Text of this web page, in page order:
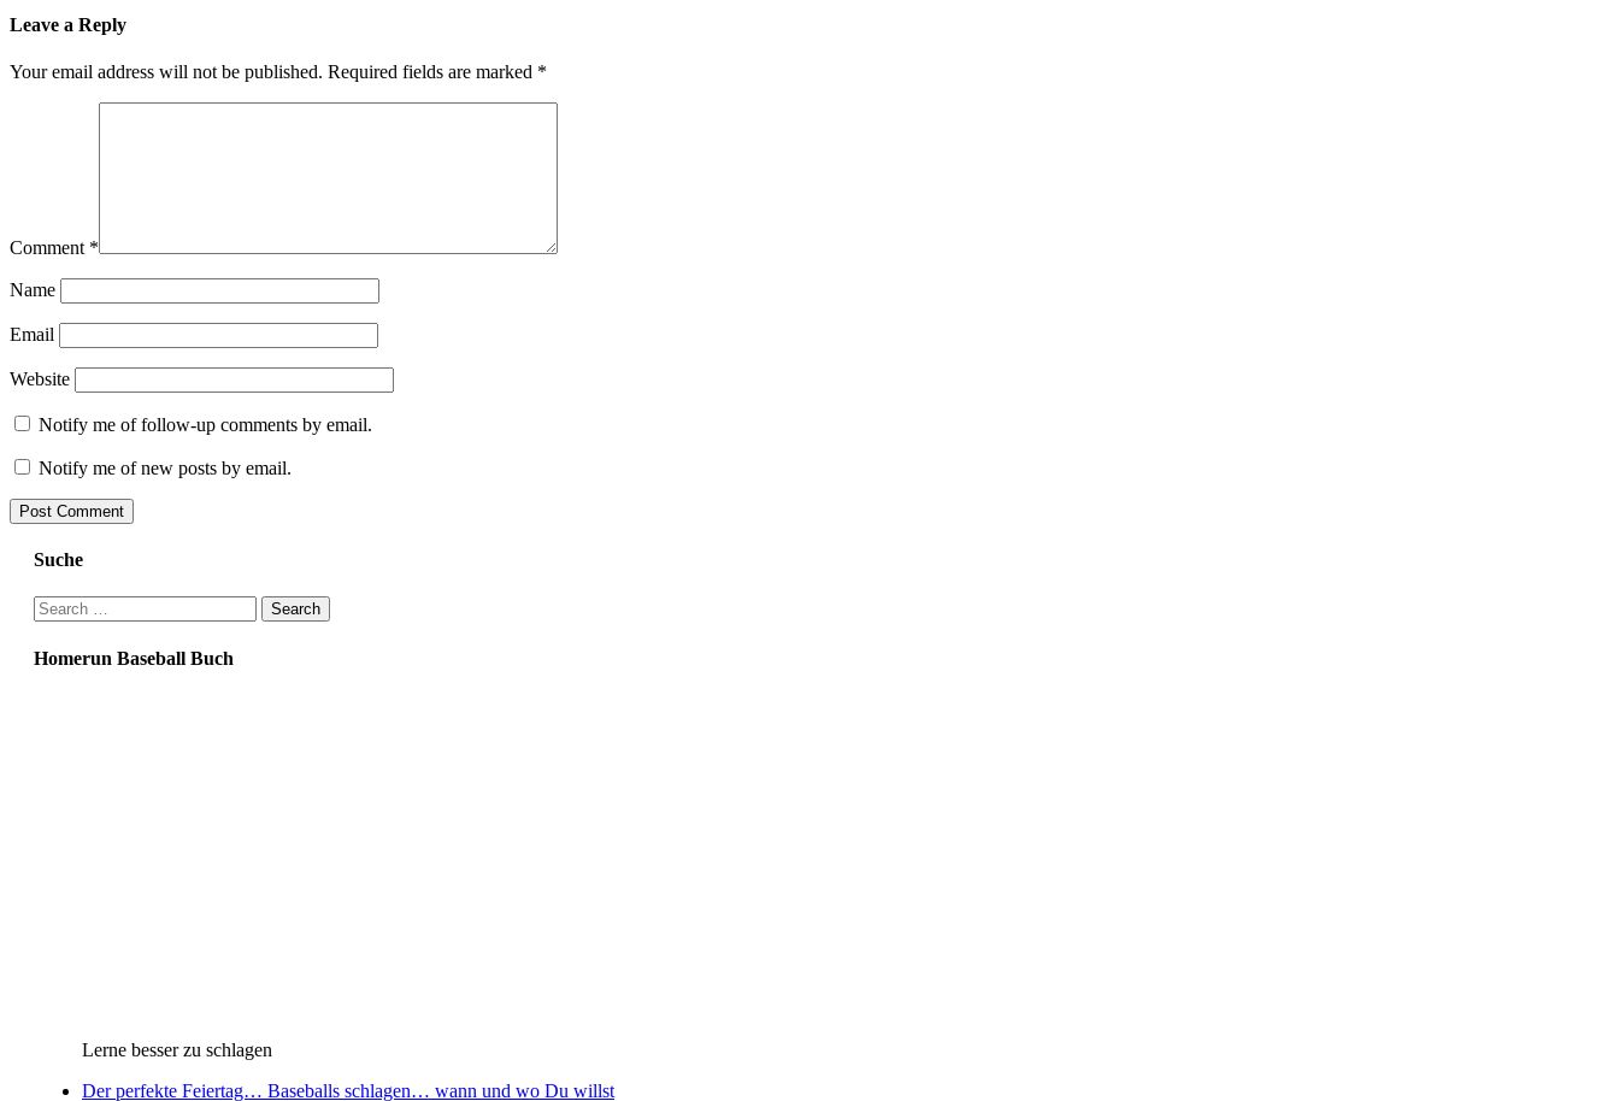
Leave a Reply
Your email address will not be published. Required fields are marked *
Comment *
Name
Email
Website
Notify me of follow-up comments by email.
Notify me of new posts by email.
Suche
Search
for:
Homerun Baseball Buch
Lerne besser zu schlagen
Der perfekte Feiertag… Baseballs schlagen… wann und wo Du willst